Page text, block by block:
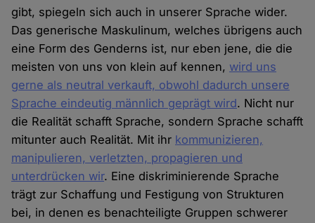
gibt, spiegeln sich auch in unserer Sprache wider.
Das generische Maskulinum, welches übrigens auch
eine Form des Genderns ist, nur eben jene, die die
meisten von uns von klein auf kennen, wird uns
gerne als neutral verkauft, obwohl dadurch unsere
Sprache eindeutig männlich geprägt wird. Nicht nur
die Realität schafft Sprache, sondern Sprache schafft
mitunter auch Realität. Mit ihr kommunizieren,
manipulieren, verletzten, propagieren und
unterdrücken wir. Eine diskriminierende Sprache
trägt zur Schaffung und Festigung von Strukturen
bei, in denen es benachteiligte Gruppen schwerer